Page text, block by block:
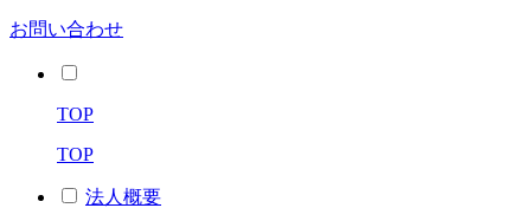
お問い合わせ
TOP
TOP
法人概要